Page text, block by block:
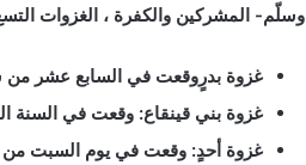
وسلّم- المشركين والكفرة ، الغزوات
غزوة بدرٍ وقعت في السابع عشر من
غزوة بني قينقاع: وقعت في السنة
غزوة أحدٍ: وقعت في يوم السبت من